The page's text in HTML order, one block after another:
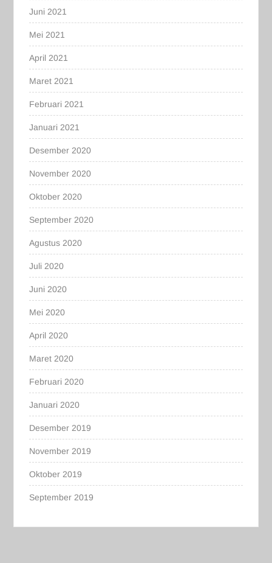
Juni 2021
Mei 2021
April 2021
Maret 2021
Februari 2021
Januari 2021
Desember 2020
November 2020
Oktober 2020
September 2020
Agustus 2020
Juli 2020
Juni 2020
Mei 2020
April 2020
Maret 2020
Februari 2020
Januari 2020
Desember 2019
November 2019
Oktober 2019
September 2019